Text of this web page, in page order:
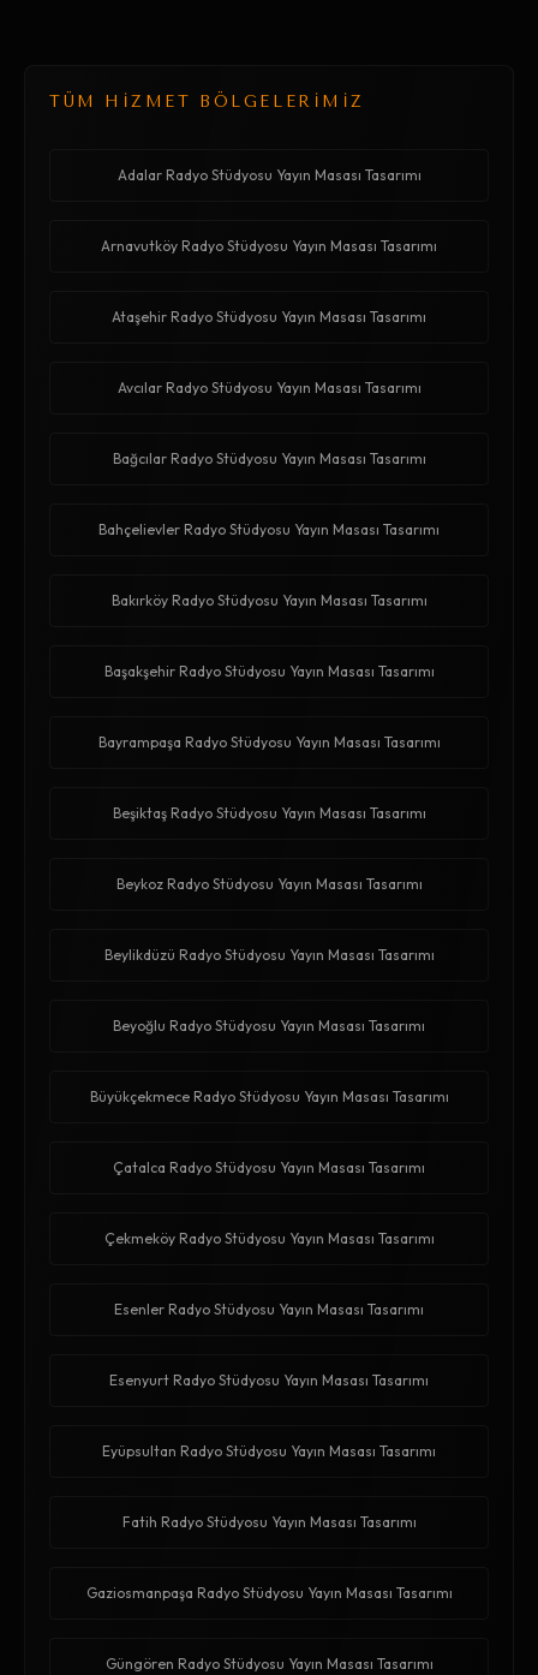
TÜM HİZMET BÖLGELERİMİZ
Adalar Radyo Stüdyosu Yayın Masası Tasarımı
Arnavutköy Radyo Stüdyosu Yayın Masası Tasarımı
Ataşehir Radyo Stüdyosu Yayın Masası Tasarımı
Avcılar Radyo Stüdyosu Yayın Masası Tasarımı
Bağcılar Radyo Stüdyosu Yayın Masası Tasarımı
Bahçelievler Radyo Stüdyosu Yayın Masası Tasarımı
Bakırköy Radyo Stüdyosu Yayın Masası Tasarımı
Başakşehir Radyo Stüdyosu Yayın Masası Tasarımı
Bayrampaşa Radyo Stüdyosu Yayın Masası Tasarımı
Beşiktaş Radyo Stüdyosu Yayın Masası Tasarımı
Beykoz Radyo Stüdyosu Yayın Masası Tasarımı
Beylikdüzü Radyo Stüdyosu Yayın Masası Tasarımı
Beyoğlu Radyo Stüdyosu Yayın Masası Tasarımı
Büyükçekmece Radyo Stüdyosu Yayın Masası Tasarımı
Çatalca Radyo Stüdyosu Yayın Masası Tasarımı
Çekmeköy Radyo Stüdyosu Yayın Masası Tasarımı
Esenler Radyo Stüdyosu Yayın Masası Tasarımı
Esenyurt Radyo Stüdyosu Yayın Masası Tasarımı
Eyüpsultan Radyo Stüdyosu Yayın Masası Tasarımı
Fatih Radyo Stüdyosu Yayın Masası Tasarımı
Gaziosmanpaşa Radyo Stüdyosu Yayın Masası Tasarımı
Güngören Radyo Stüdyosu Yayın Masası Tasarımı